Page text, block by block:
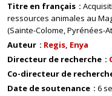
Titre en français
ressources animales au
(Sainte-Colome, Pyrénées-
Auteur
Regis, Enya
Directeur de recherche
Co-directeur de
Date de soutenance
6